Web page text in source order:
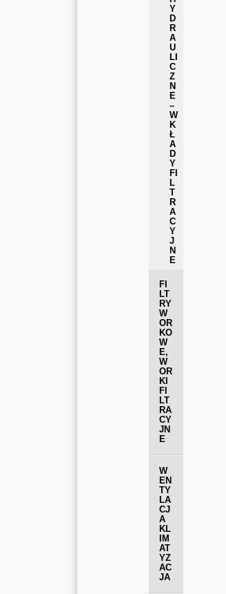
Y
D
R
A
U
LI
C
Z
N
E
–
W
K
Ł
A
D
Y
FI
L
T
R
A
C
Y
J
N
E
FI
LT
RY
W
OR
KO
W
E,
W
OR
KI
FI
LT
RA
CY
JN
E
W
EN
TY
LA
CJ
A
KL
IM
AT
YZ
AC
JA